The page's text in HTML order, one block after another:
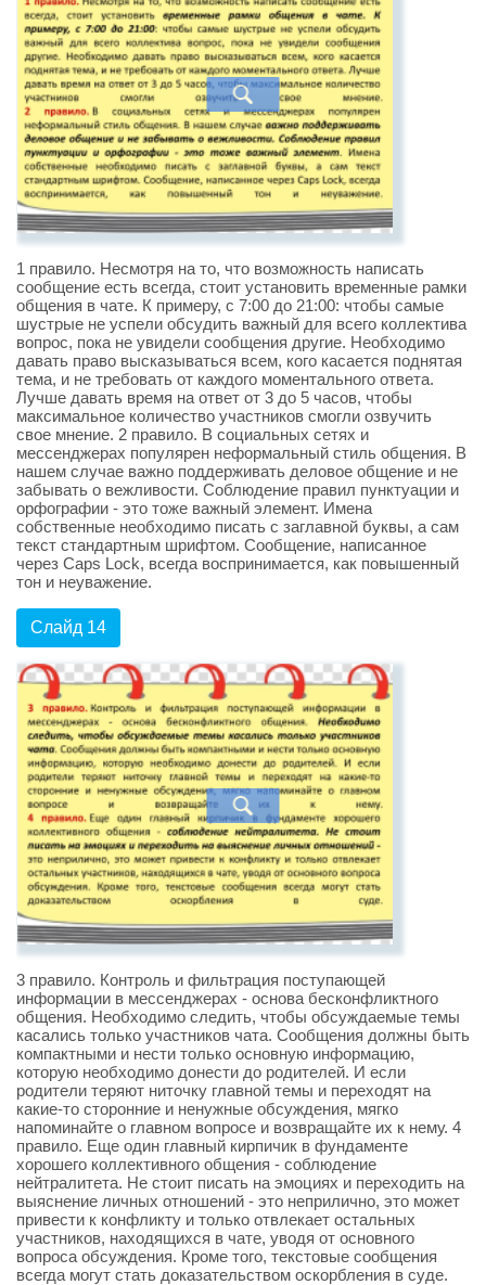
1 правило. Несмотря на то, что возможность написать
сообщение есть всегда, стоит установить временные рамки
общения в чате. К примеру, с 7:00 до 21:00: чтобы самые
шустрые не успели обсудить важный для всего коллектива
вопрос, пока не увидели сообщения другие. Необходимо
давать право высказываться всем, кого касается поднятая
тема, и не требовать от каждого моментального ответа.
Лучше давать время на ответ от 3 до 5 часов, чтобы
максимальное количество участников смогли озвучить
свое мнение. 2 правило. В социальных сетях и
мессенджерах популярен неформальный стиль общения. В
нашем случае важно поддерживать деловое общение и не
забывать о вежливости. Соблюдение правил пунктуации и
орфографии - это тоже важный элемент. Имена
собственные необходимо писать с заглавной буквы, а сам
текст стандартным шрифтом. Сообщение, написанное
через Caps Lock, всегда воспринимается, как повышенный
тон и неуважение.
Слайд 14
3 правило. Контроль и фильтрация поступающей
информации в мессенджерах - основа бесконфликтного
общения. Необходимо следить, чтобы обсуждаемые темы
касались только участников чата. Сообщения должны быть
компактными и нести только основную информацию,
которую необходимо донести до родителей. И если
родители теряют ниточку главной темы и переходят на
какие-то сторонние и ненужные обсуждения, мягко
напоминайте о главном вопросе и возвращайте их к нему. 4
правило. Еще один главный кирпичик в фундаменте
хорошего коллективного общения - соблюдение
нейтралитета. Не стоит писать на эмоциях и переходить на
выяснение личных отношений - это неприлично, это может
привести к конфликту и только отвлекает остальных
участников, находящихся в чате, уводя от основного
вопроса обсуждения. Кроме того, текстовые сообщения
всегда могут стать доказательством оскорбления в суде.